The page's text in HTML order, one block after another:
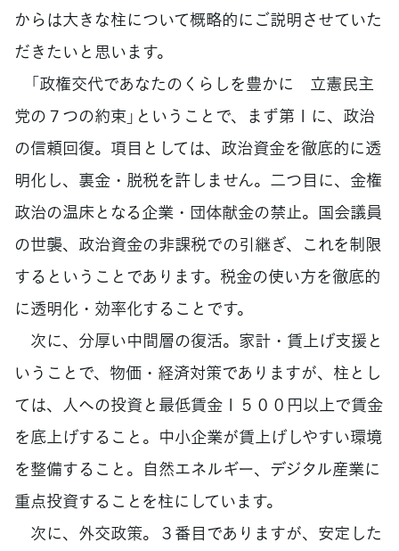
からは大きな柱について概略的にご説明させていた
だきたいと思います。
「政権交代であなたのくらしを豊かに 立憲民主
党の７つの約束」ということで、まず第１に、政治
の信頼回復。項目としては、政治資金を徹底的に透
明化し、裏金・脱税を許しません。二つ目に、金権
政治の温床となる企業・団体献金の禁止。国会議員
の世襲、政治資金の非課税での引継ぎ、これを制限
するということであります。税金の使い方を徹底的
に透明化・効率化することです。
次に、分厚い中間層の復活。家計・賃上げ支援と
いうことで、物価・経済対策でありますが、柱とし
ては、人への投資と最低賃金１５００円以上で賃金
を底上げすること。中小企業が賃上げしやすい環境
を整備すること。自然エネルギー、デジタル産業に
重点投資することを柱にしています。
次に、外交政策。３番目でありますが、安定した